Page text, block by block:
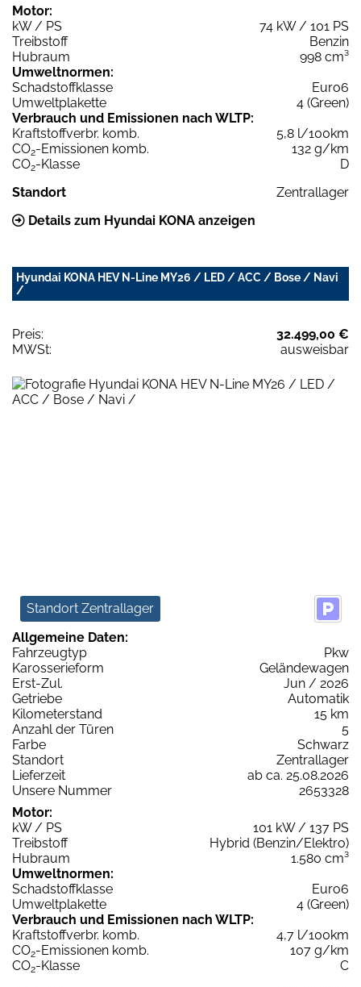
Motor:
kW / PS
74 kW / 101 PS
Treibstoff
Benzin
Hubraum
998 cm³
Umweltnormen:
Schadstoffklasse
Euro6
Umweltplakette
4 (Green)
Verbrauch und Emissionen nach WLTP:
Kraftstoffverbr. komb.
5,8 l/100km
CO2-Emissionen komb.
132 g/km
CO2-Klasse
D
Standort
Zentrallager
Details zum Hyundai KONA anzeigen
Hyundai KONA HEV N-Line MY26 / LED / ACC / Bose / Navi
/
Preis:
32.499,00 €
MWSt:
ausweisbar
Standort Zentrallager
Allgemeine Daten:
Fahrzeugtyp
Pkw
Karosserieform
Geländewagen
Erst-Zul.
Jun / 2026
Getriebe
Automatik
Kilometerstand
15 km
Anzahl der Türen
5
Farbe
Schwarz
Standort
Zentrallager
Lieferzeit
ab ca. 25.08.2026
Unsere Nummer
2653328
Motor:
kW / PS
101 kW / 137 PS
Treibstoff
Hybrid (Benzin/Elektro)
Hubraum
1.580 cm³
Umweltnormen:
Schadstoffklasse
Euro6
Umweltplakette
4 (Green)
Verbrauch und Emissionen nach WLTP:
Kraftstoffverbr. komb.
4,7 l/100km
CO2-Emissionen komb.
107 g/km
CO2-Klasse
C